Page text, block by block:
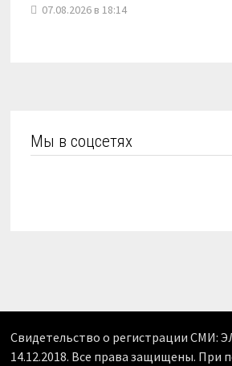
07.08.2026 в 18:14
Мы в соцсетях
Свидетельство о регистрации СМИ:
14.12.2018. Все права защищены. При